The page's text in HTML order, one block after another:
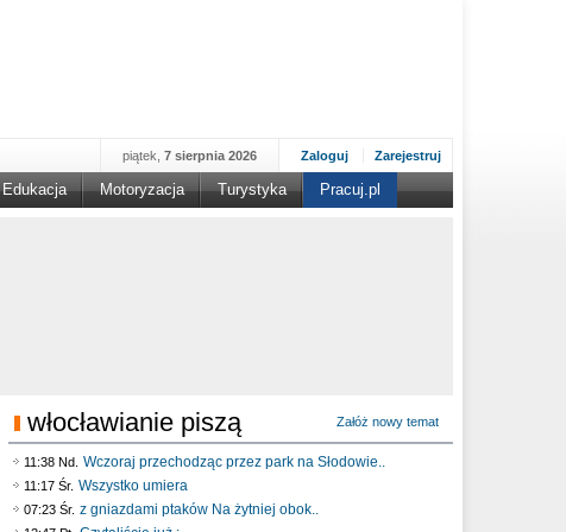
Zaloguj Zarejestruj
piątek, 7 sierpnia 2026
Edukacja Motoryzacja Turystyka Pracuj.pl
włocławianie piszą Załóż nowy temat
11:38 Nd. Wczoraj przechodząc przez park na Słodowie..
11:17 Śr. Wszystko umiera
07:23 Śr. z gniazdami ptaków Na żytniej obok..